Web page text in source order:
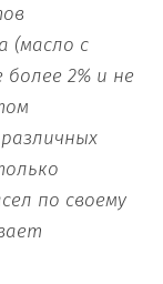
(масло с
более 2% и не
по своему